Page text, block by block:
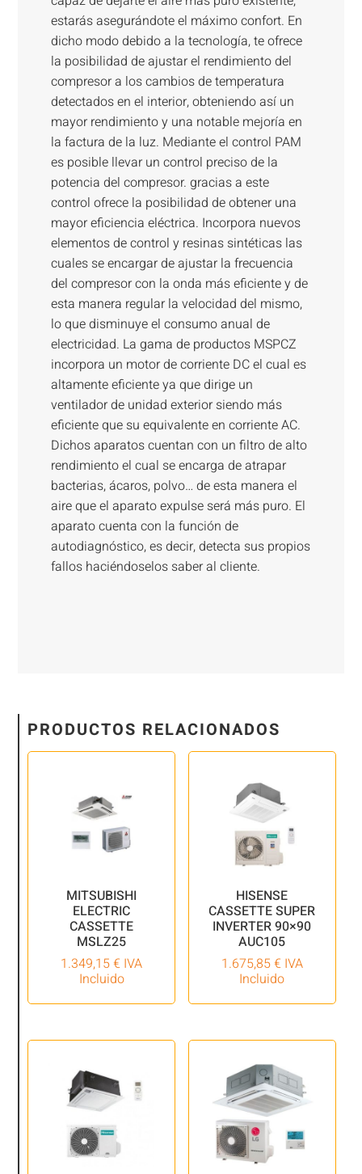
estarás asegurándote el máximo confort. En
dicho modo debido a la tecnología, te ofrece
la posibilidad de ajustar el rendimiento del
compresor a los cambios de temperatura
detectados en el interior, obteniendo así un
mayor rendimiento y una notable mejoría en
la factura de la luz. Mediante el control PAM
es posible llevar un control preciso de la
potencia del compresor. gracias a este
control ofrece la posibilidad de obtener una
mayor eficiencia eléctrica. Incorpora nuevos
elementos de control y resinas sintéticas las
cuales se encargar de ajustar la frecuencia
del compresor con la onda más eficiente y de
esta manera regular la velocidad del mismo,
lo que disminuye el consumo anual de
electricidad. La gama de productos MSPCZ
incorpora un motor de corriente DC el cual es
altamente eficiente ya que dirige un
ventilador de unidad exterior siendo más
eficiente que su equivalente en corriente AC.
Dichos aparatos cuentan con un filtro de alto
rendimiento el cual se encarga de atrapar
bacterias, ácaros, polvo… de esta manera el
aire que el aparato expulse será más puro. El
aparato cuenta con la función de
autodiagnóstico, es decir, detecta sus propios
fallos haciéndoselos saber al cliente.
PRODUCTOS RELACIONADOS
MITSUBISHI
ELECTRIC
CASSETTE
MSLZ25
1.349,15€ IVA
Incluido
HISENSE
CASSETTE SUPER
INVERTER 90×90
AUC105
1.675,85€ IVA
Incluido